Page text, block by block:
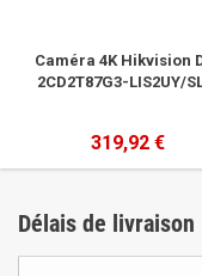
Caméra 4K Hikvision
2CD2T87G3-LIS2UY/
319,92 €
Délais de livraison